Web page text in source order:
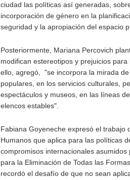
ciudad las políticas así generadas,
incorporación de género en la
seguridad y la apropiación del espacio
Posteriormente, Mariana Percovich
modifican estereotipos y prejuicios
ello, agregó, "se incorpora la mirada
populares, en los servicios culturales,
espectáculos y museos, en las líneas
elencos estables".
Fabiana Goyeneche expresó el trabajo
Humanos que aplica para las políticas
compromisos internacionales
para la Eliminación de Todas las
recordó el desafío de que no sean